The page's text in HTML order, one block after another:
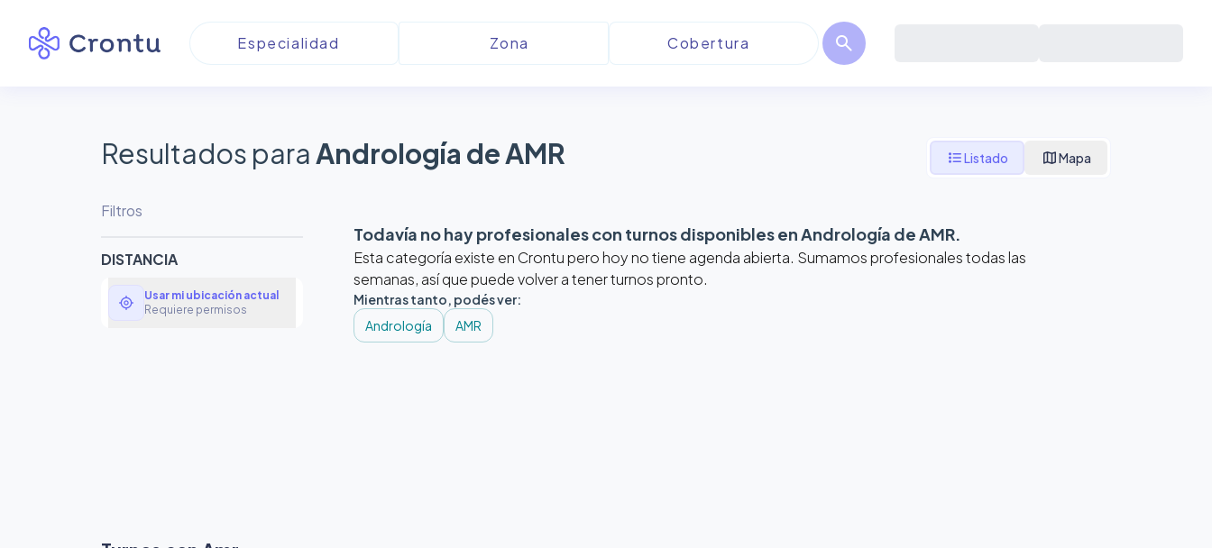
search
Resultados paraAndrología de AMR format_list_bulletedListado mapMapa
Filtros
DISTANCIA
my_location
Usar mi ubicación actual
Requiere permisos
Todavía no hay profesionales con turnos disponibles enAndrología de AMR.
Esta categoría existe en Crontu pero hoy no tiene agenda abierta. Sumamos profesionales todas las
semanas, así que puede volver a tener turnos pronto.
Mientras tanto, podés ver:
Andrología
AMR